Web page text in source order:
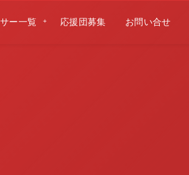
ー一覧 応援団募集 お問い合せ